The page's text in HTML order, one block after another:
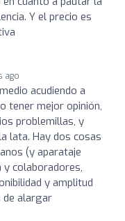
Y el precio es
ago
acudiendo a
tener mejor opinión,
problemillas, y
lata. Hay dos cosas
(y aparataje
y colaboradores,
y amplitud
de alargar